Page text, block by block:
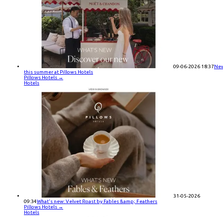
09-06-2026 18:37
this summer at Pillows Hotels
Pillows Hotels →
Hotels
31-05-2026
09:34What's new: Velvet Roast by Fables &amp; Feathers
Pillows Hotels →
Hotels